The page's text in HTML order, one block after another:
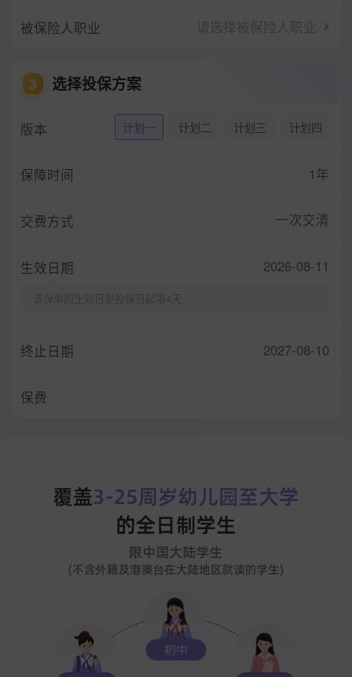
被保险人职业
3 选择投保方案
版本 计划一 计划二 计划三 计划四
保障时间 1年
交费方式 一次交清
生效日期 2026-08-11
终止日期 2027-08-10
保费